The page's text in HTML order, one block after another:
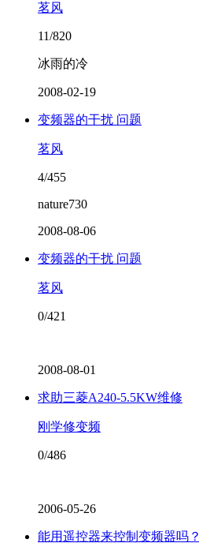
茗风
11/820
冰雨的冷
2008-02-19
变频器的干扰 问题
茗风
4/455
nature730
2008-08-06
变频器的干扰 问题
茗风
0/421
2008-08-01
求助三菱A240-5.5KW维修
刚学修变频
0/486
2006-05-26
能用遥控器来控制变频器吗？